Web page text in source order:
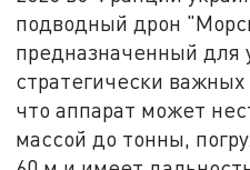
подводный дрон
предназначенный для
стратегически
что аппарат может
массой до тонны,